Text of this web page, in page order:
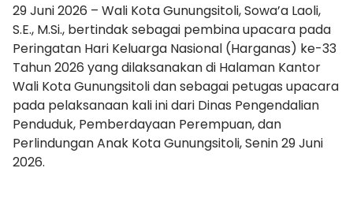
29 Juni 2026 – Wali Kota Gunungsitoli, Sowa’a Laoli,
S.E., M.Si., bertindak sebagai pembina upacara pada
Peringatan Hari Keluarga Nasional (Harganas) ke-33
Tahun 2026 yang dilaksanakan di Halaman Kantor
Wali Kota Gunungsitoli dan sebagai petugas upacara
pada pelaksanaan kali ini dari Dinas Pengendalian
Penduduk, Pemberdayaan Perempuan, dan
Perlindungan Anak Kota Gunungsitoli, Senin 29 Juni
2026.